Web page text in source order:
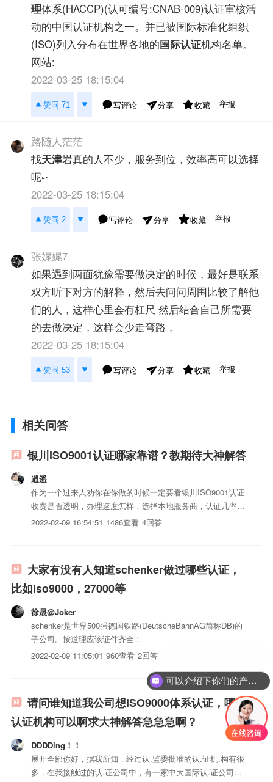
理体系(HACCP)(认可编号:CNAB-009)认证审核活
动的中国认证机构之一。并已被国际标准化组织
(ISO)列入分布在世界各地的国际认证机构名单。
网站:
2022-03-25 18:15:04
赞同 71 写评论 分享 收藏 举报
路随人茫茫
找天津岩真的人不少，服务到位，效率高可以选择
呢▫⋅
2022-03-25 18:15:04
赞同 2 写评论 分享 收藏 举报
张娓娓7
如果遇到两面犹豫需要做决定的时候，最好是联系
双方听下对方的解释，然后去问问周围比较了解他
们的人，这样心里会有杠尺 然后结合自己所需要
的去做决定，这样会少走弯路，
2022-03-25 18:15:04
赞同 53 写评论 分享 收藏 举报
相关问答
银川ISO9001认证哪家靠谱？教期待大神解答
逍遥
作为一个过来人劝你在你做的时候一定要看银川ISO9001认证
收费是否透明，办理速度怎样，选择本地服务商，认证几率怎
么样。
2022-02-09 16:54:51 1486查看 4回答
大家有没有人知道schenker做过哪些认证，
比如iso9000，27000等
徐晟@Joker
schenker是世界500强德国铁路(DeutscheBahnAG简称DB)的
子公司。按道理应该证件齐全！
2022-02-09 11:05:01 960查看 2回答
请问谁知道我公司想ISO9000体系认证，哪个
认证机构可以啊求大神解答急急急啊？
DDDDing！！
展开全部你好，据我所知，经过认.监委批准的认.证机.构有很
多，在我接触过的认.证公司中，有一家中大国际认.证公司，
可以介绍下你们的产品么？